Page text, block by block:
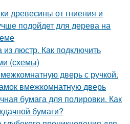
древесины от гниения и
подойдет для дерева на
люстр. Как подключить
(схемы)
дверь с ручкой.
вмежкомнатную дверь
бумага для полировки. Как
бумаги?